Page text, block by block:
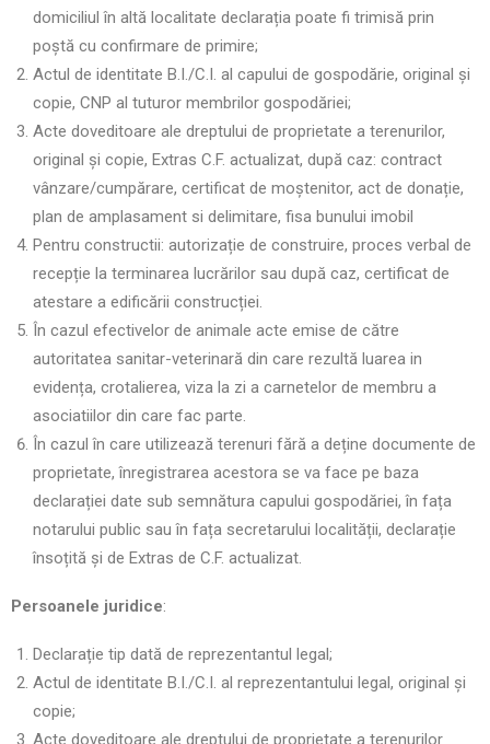
domiciliul în altă localitate declarația poate fi trimisă prin
poștă cu confirmare de primire;
Actul de identitate B.I./C.I. al capului de gospodărie, original și
copie, CNP al tuturor membrilor gospodăriei;
Acte doveditoare ale dreptului de proprietate a terenurilor,
original și copie, Extras C.F. actualizat, după caz: contract
vânzare/cumpărare, certificat de moștenitor, act de donație,
plan de amplasament si delimitare, fisa bunului imobil
Pentru constructii: autorizație de construire, proces verbal de
recepție la terminarea lucrărilor sau după caz, certificat de
atestare a edificării construcției.
În cazul efectivelor de animale acte emise de către
autoritatea sanitar-veterinară din care rezultă luarea in
evidența, crotalierea, viza la zi a carnetelor de membru a
asociatiilor din care fac parte.
În cazul în care utilizează terenuri fără a deține documente de
proprietate, înregistrarea acestora se va face pe baza
declarației date sub semnătura capului gospodăriei, în fața
notarului public sau în fața secretarului localității, declarație
însoțită și de Extras de C.F. actualizat.
Persoanele juridice:
Declarație tip dată de reprezentantul legal;
Actul de identitate B.I./C.I. al reprezentantului legal, original și
copie;
Acte doveditoare ale dreptului de proprietate a terenurilor